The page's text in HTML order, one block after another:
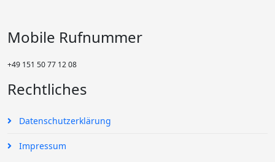
Mobile Rufnummer
+49 151 50 77 12 08
Rechtliches
Datenschutzerklärung
Impressum